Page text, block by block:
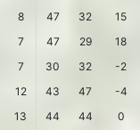
8 47 32
15
7 47 29
18
7 30 32
-2
12 43 47
-4
13 44 44
0